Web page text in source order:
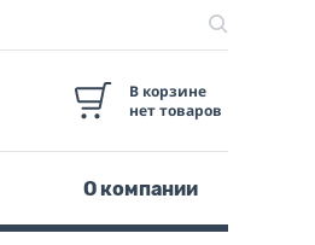
В корзине
нет товаров
О компании